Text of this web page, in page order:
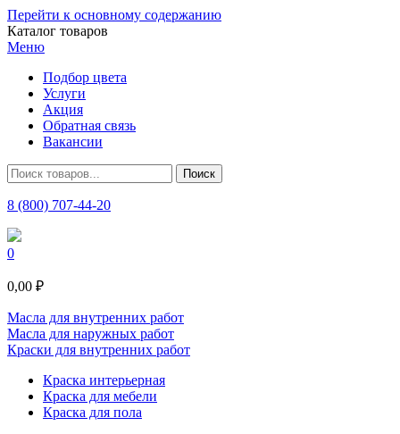
Перейти к основному содержанию
Каталог товаров
Меню
Подбор цвета
Услуги
Акция
Обратная связь
Вакансии
8 (800) 707-44-20
0
0,00 ₽
Масла для внутренних работ
Масла для наружных работ
Краски для внутренних работ
Краска интерьерная
Краска для мебели
Краска для пола